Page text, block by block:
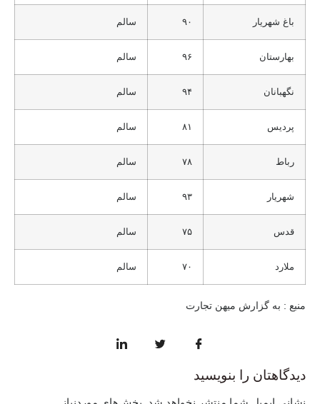
باغ شهریار ۹۰ سالم
بهارستان ۹۶ سالم
نگهبانان ۹۴ سالم
پردیس ۸۱ سالم
رباط ۷۸ سالم
شهریار ۹۳ سالم
قدس ۷۵ سالم
ملارد ۷۰ سالم
منبع : به گزارش میهن تجارت
دیدگاهتان را بنویسید